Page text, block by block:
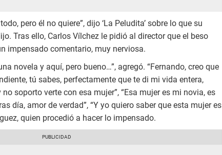
pero él no quiere”, dijo ‘La Peludita’ sobre lo que su
Tras ello, Carlos Vílchez le pidió al director que el beso
impensado comentario, muy nerviosa.
novela y aquí, pero bueno…”, agregó. “Fernando, creo que
tú sabes, perfectamente que te di mi vida entera,
soporto verte con esa mujer”, “Esa mujer es mi novia, es
día, amor de verdad”, “Y yo quiero saber que esta mujer es
quien procedió a hacer lo impensado.